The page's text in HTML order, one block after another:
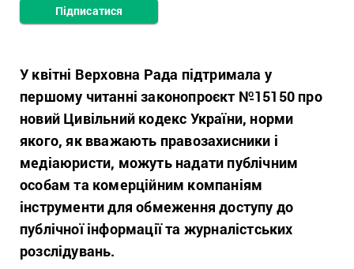
Підписатися
У квітні Верховна Рада підтримала у
першому читанні законопроєкт №15150 про
новий Цивільний кодекс України, норми
якого, як вважають правозахисники і
медіаюристи, можуть надати публічним
особам та комерційним компаніям
інструменти для обмеження доступу до
публічної інформації та журналістських
розслідувань.